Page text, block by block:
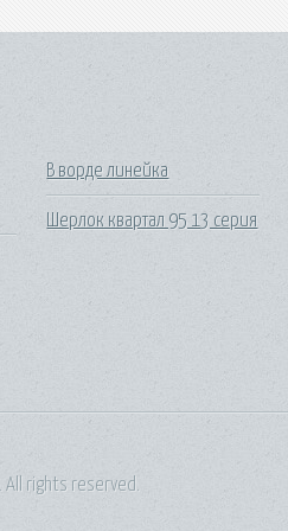
В ворде линейка
Шерлок квартал 95 13 серия
rights reserved.